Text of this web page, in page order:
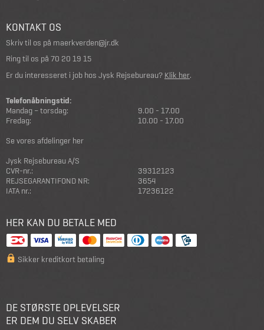
KONTAKT OS
Skriv til os på maerkverden@jr.dk
Ring til os på 70 20 19 15
Er du interesseret i job hos Jysk Rejsebureau? Klik her.
Telefonåbningstid:
Mandag – torsdag:
9.00 - 17.00
Fredag:
10.00 - 17.00
Se vores afdelinger her
Jysk Rejsebureau A/S
CVR-nr.:
39312123
REJSEGARANTIFOND NR:
3654
IATA nr.:
17236122
HER KAN DU BETALE MED
Sikker kreditkort betaling
DE STØRSTE OPLEVELSER
ER DEM DU SELV SKABER